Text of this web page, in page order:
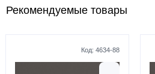
Рекомендуемые товары
Код: 4634-88